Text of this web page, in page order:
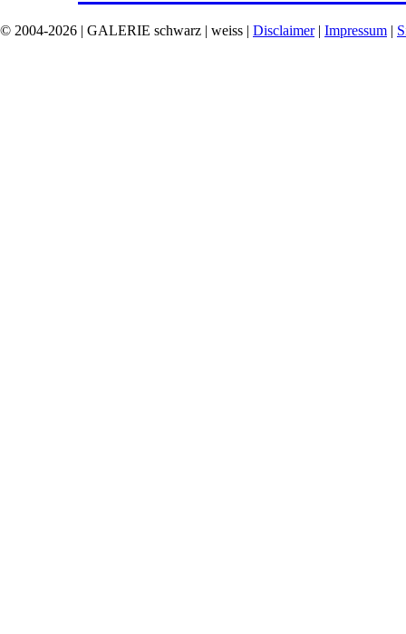
© 2004-2026 | GALERIE schwarz | weiss | Disclaimer| Impressum |